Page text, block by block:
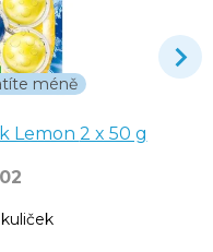
méně
Bref Power Aktiv WC blok Lemon 2 x 50 g